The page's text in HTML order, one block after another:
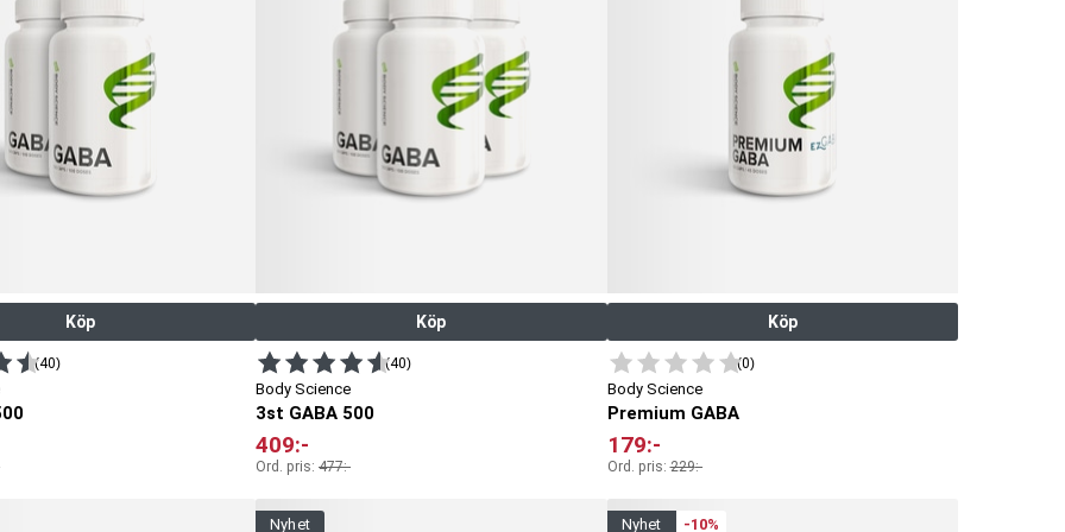
både den mentala hälsan och kroppens återhämtning negativt.
sig vilket också kan öka risken för sjukdomar och andra
nervsystemet i obalans vilket kan leda till låga nivåer av GABA. Brist
dåligt minne, huvudvärk, humörsvängningar, stress, oro, dålig
kan vara ett tecken på att man lider av GABA-brist. Innan du
och kostvanor. Tillräcklig motion, sömn och bra mat är ofta
ett tillskott med GABA hjälpa dig. Fördelen med att använda
sätt återställer obalansen i kroppen och därmed dämpar symptom
stärker sömnkvaliteten, vilket i sin tur förbättrar återhämtningen.
Köp
(40)
Köp
(40)
Body Science
3st GABA 500
409:-
Ord. pris: 477:-
Köp
(0)
Body Science
Premium GABA
179:-
Ord. pris:229:-
nyhet nyhet -10%